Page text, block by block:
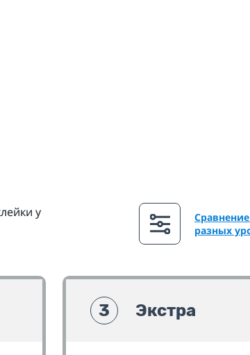
у
разных
3 Экстра